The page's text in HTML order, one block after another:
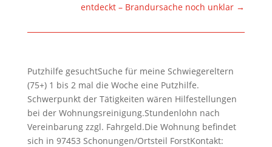
entdeckt – Brandursache noch unklar →
Putzhilfe gesuchtSuche für meine Schwiegereltern
(75+) 1 bis 2 mal die Woche eine Putzhilfe.
Schwerpunkt der Tätigkeiten wären Hilfestellungen
bei der Wohnungsreinigung.Stundenlohn nach
Vereinbarung zzgl. Fahrgeld.Die Wohnung befindet
sich in 97453 Schonungen/Ortsteil ForstKontakt: